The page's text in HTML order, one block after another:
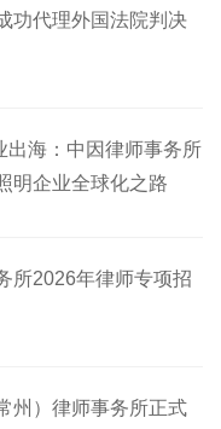
功代理外国法院判决
出海：中因律师事务所
明企业全球化之路
所2026年律师专项招
州）律师事务所正式